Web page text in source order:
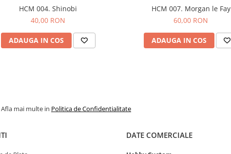
HCM 004. Shinobi
40,00 RON
ADAUGA IN COS
HCM 007. Morgan le Fay
60,00 RON
ADAUGA IN COS
mai multe in Politica de Confidentialitate
DATE COMERCIALE